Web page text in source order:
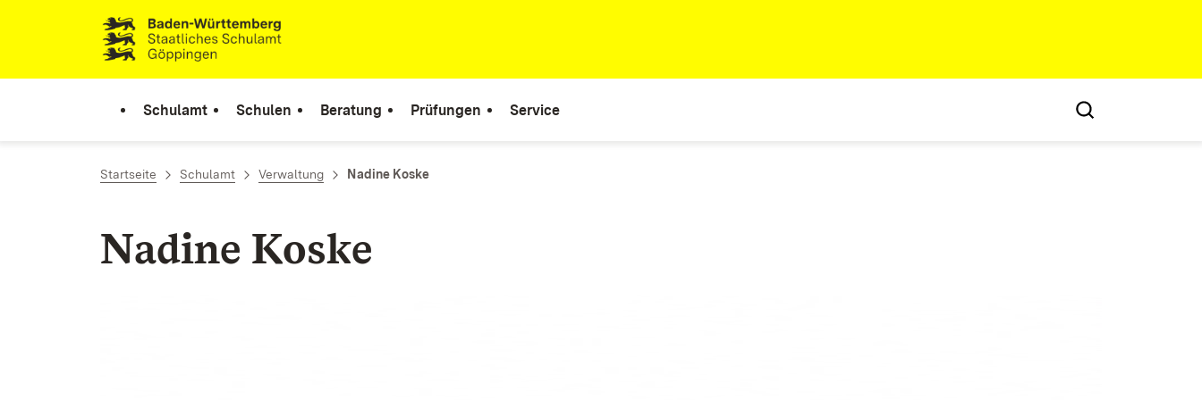
Zum Inhalt springen
Link zur Startseite
Schulamt Schulen Beratung Prüfungen Service
Startseite Schulamt Verwaltung Nadine Koske
Nadine Koske